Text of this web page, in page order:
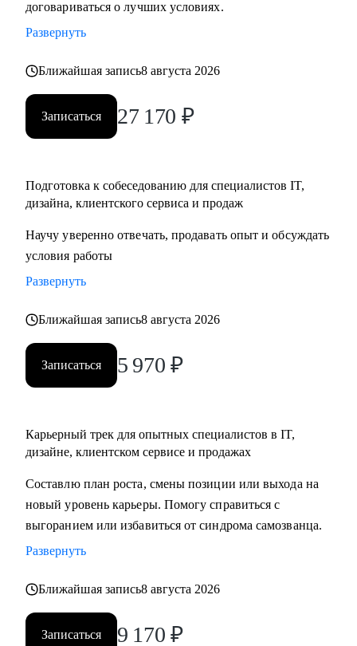
• Тем, кто хочет начать карьеру в IT и Digital или
клиентском сервисе и продажах;
и Digital или клиентском сервисе и продажах;
договариваться о лучших условиях.
Развернуть
Ближайшая запись8 августа 2026
Записаться 27 170 ₽
Подготовка к собеседованию для специалистов IT,
дизайна, клиентского сервиса и продаж
Научу уверенно отвечать, продавать опыт и обсуждать
условия работы
Развернуть
Ближайшая запись8 августа 2026
Записаться 5 970 ₽
Карьерный трек для опытных специалистов в IT,
дизайне, клиентском сервисе и продажах
Составлю план роста, смены позиции или выхода на
новый уровень карьеры. Помогу справиться с
выгоранием или избавиться от синдрома самозванца.
Развернуть
Ближайшая запись8 августа 2026
Записаться 9 170 ₽